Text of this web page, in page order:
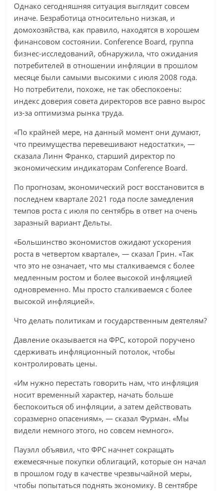
Однако сегодняшняя ситуация выглядит совсем
иначе. Безработица относительно низкая, и
домохозяйства, как правило, находятся в хорошем
финансовом состоянии. Conference Board, группа
бизнес-исследований, обнаружила, что ожидания
потребителей в отношении инфляции в прошлом
месяце были самыми высокими с июля 2008 года.
Но потребители, похоже, не так обеспокоены:
индекс доверия совета директоров все равно вырос
из-за оптимизма рынка труда.
«По крайней мере, на данный момент они думают,
что преимущества перевешивают недостатки», —
сказала Линн Франко, старший директор по
экономическим индикаторам Conference Board.
По прогнозам, экономический рост восстановится в
последнем квартале 2021 года после замедления
темпов роста с июля по сентябрь в ответ на очень
заразный вариант Дельты.
«Большинство экономистов ожидают ускорения
роста в четвертом квартале», — сказал Грин. «Так
что это не означает, что мы сталкиваемся с более
медленным ростом и более высокой инфляцией
одновременно. Мы просто сталкиваемся с более
высокой инфляцией».
Что делать политикам и государственным деятелям?
Давление оказывается на ФРС, которой поручено
сдерживать инфляционный потолок, чтобы
контролировать цены.
«Им нужно перестать говорить нам, что инфляция
носит временный характер, начать больше
беспокоиться об инфляции, а затем действовать
соразмерно опасениям», — сказал Фурман. «Мы
видели немного этого, но совсем немного».
Пауэлл объявил, что ФРС начнет сокращать
ежемесячные покупки облигаций, которые он начал
в прошлом году в качестве чрезвычайной меры,
чтобы попытаться поднять экономику. В сентябре